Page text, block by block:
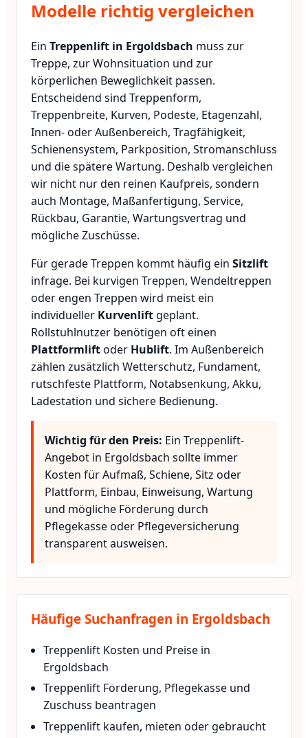
Modelle richtig vergleichen
Ein Treppenlift in Ergoldsbach muss zur
Treppe, zur Wohnsituation und zur
körperlichen Beweglichkeit passen.
Entscheidend sind Treppenform,
Treppenbreite, Kurven, Podeste, Etagenzahl,
Innen- oder Außenbereich, Tragfähigkeit,
Schienensystem, Parkposition, Stromanschluss
und die spätere Wartung. Deshalb vergleichen
wir nicht nur den reinen Kaufpreis, sondern
auch Montage, Maßanfertigung, Service,
Rückbau, Garantie, Wartungsvertrag und
mögliche Zuschüsse.
Für gerade Treppen kommt häufig ein Sitzlift
infrage. Bei kurvigen Treppen, Wendeltreppen
oder engen Treppen wird meist ein
individueller Kurvenlift geplant.
Rollstuhlnutzer benötigen oft einen
Plattformliftoder Hublift. Im Außenbereich
zählen zusätzlich Wetterschutz, Fundament,
rutschfeste Plattform, Notabsenkung, Akku,
Ladestation und sichere Bedienung.
Wichtig für den Preis: Ein Treppenlift-
Angebot in Ergoldsbach sollte immer
Kosten für Aufmaß, Schiene, Sitz oder
Plattform, Einbau, Einweisung, Wartung
und mögliche Förderung durch
Pflegekasse oder Pflegeversicherung
transparent ausweisen.
Häufige Suchanfragen in Ergoldsbach
Treppenlift Kosten und Preise in
Ergoldsbach
Treppenlift Förderung, Pflegekasse und
Zuschuss beantragen
Treppenlift kaufen, mieten oder gebraucht